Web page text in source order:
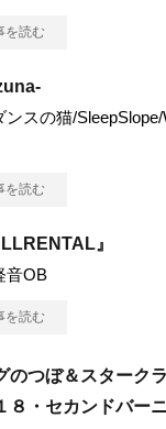
を読む
ンスの猫/
を読む
』
音OB
を読む
のつぼ＆スターク
８・セカンドバーニ